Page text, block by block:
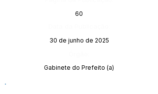
60
30 de junho de 2025
Gabinete do Prefeito (a)